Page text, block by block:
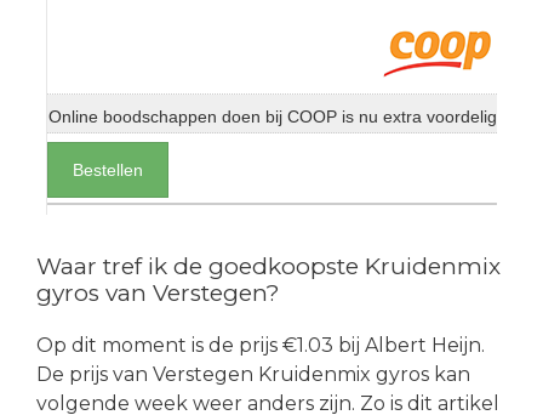
Online boodschappen doen bij COOP is nu extra voordelig
Bestellen
Waar tref ik de goedkoopste Kruidenmix
gyros van Verstegen?
Op dit moment is de prijs €1.03 bij Albert Heijn.
De prijs van Verstegen Kruidenmix gyros kan
volgende week weer anders zijn. Zo is dit artikel